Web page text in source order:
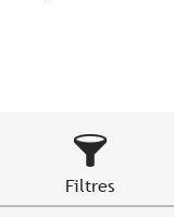
Filtres